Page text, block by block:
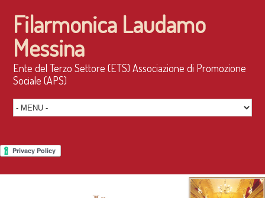
Filarmonica Laudamo
Messina
Ente del Terzo Settore (ETS) Associazione di Promozione
Sociale (APS)